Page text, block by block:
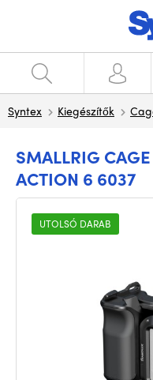
Syntex Kiegészítők
SMALLRIG
ACTION 6 6037
UTOLSÓ DARAB